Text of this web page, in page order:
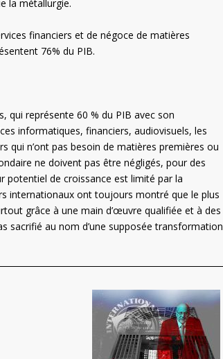
la métallurgie.
financiers et de négoce de matières
76% du PIB.
qui représente 60 % du PIB avec son
informatiques, financiers, audiovisuels, les
qui n’ont pas besoin de matières premières ou
ne doivent pas être négligés, pour des
potentiel de croissance est limité par la
internationaux ont toujours montré que le plus
grâce à une main d’œuvre qualifiée et à des
sacrifié au nom d’une supposée transformation